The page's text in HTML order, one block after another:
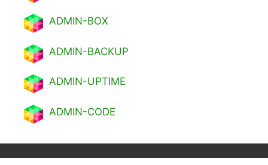
ADMIN-BOX
ADMIN-BACKUP
ADMIN-UPTIME
ADMIN-CODE